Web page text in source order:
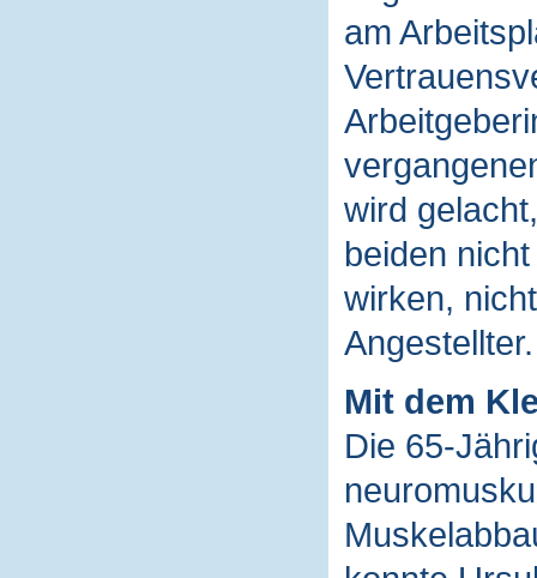
am
wird
beiden
wirken,
Angestellter.
Mit dem
Die 65-